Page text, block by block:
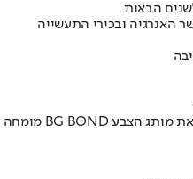
הבאות
האנרגיה ובכירי התעשייה